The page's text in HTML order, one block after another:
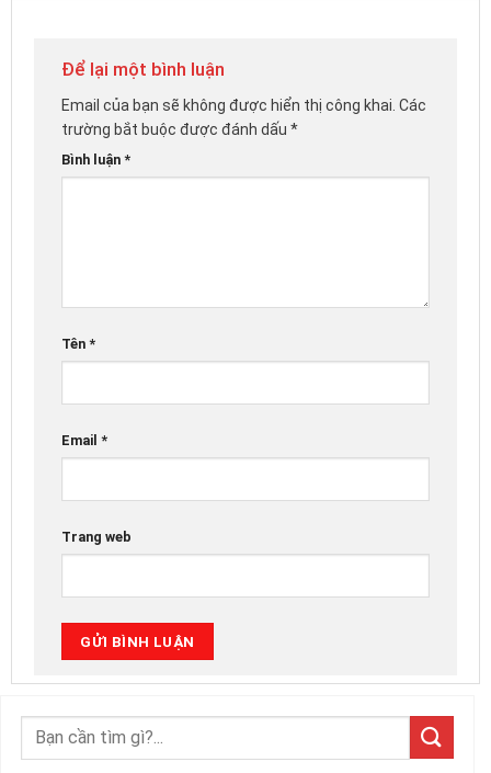
Để lại một bình luận
Email của bạn sẽ không được hiển thị công khai. Các
trường bắt buộc được đánh dấu *
Bình luận *
Tên *
Email *
Trang web